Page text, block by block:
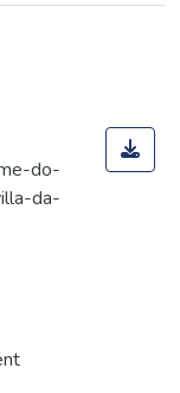
do-
da-